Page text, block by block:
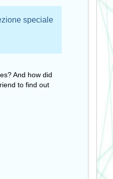
speciale
And how did
to find out